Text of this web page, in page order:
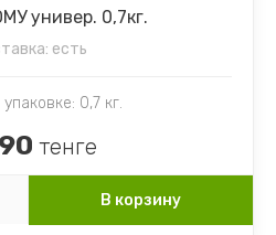
универ. 0,7кг.
есть
0,7 кг.
тенге
В корзину